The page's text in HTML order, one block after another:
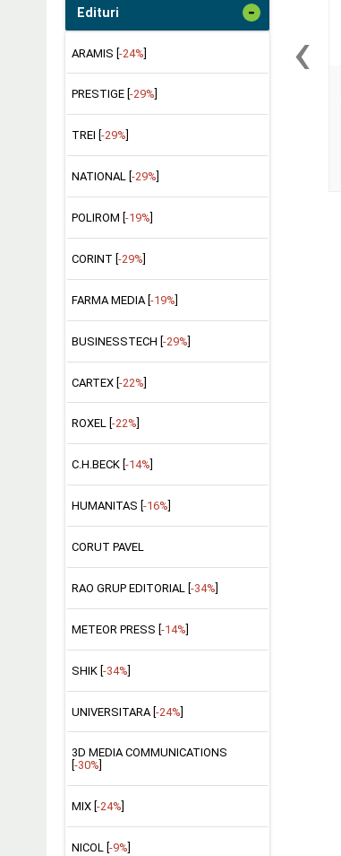
Edituri -
ARAMIS [-24%]
PRESTIGE [ -29%
TREI [ -29%
NATIONAL [ -29%
POLIROM [ -19%
CORINT [ -29%
FARMA MEDIA [ -19%
BUSINESSTECH [-29%]
CARTEX [-22%]
ROXEL [ -22%
C.H.BECK [ -14%
HUMANITAS [ -16%
CORUT PAVEL
RAO GRUP EDITORIAL [ -34%
METEOR PRESS [ -14%
SHIK [-34%]
UNIVERSITARA [-24%]
3D MEDIA COMMUNICATIONS
-30%
MIX [ -24%
NICOL [ -9%
‹